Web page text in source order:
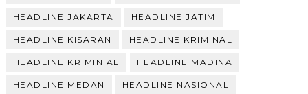
HEADLINE JAKARTA HEADLINE JATIM
HEADLINE KISARAN HEADLINE KRIMINAL
HEADLINE KRIMINIAL HEADLINE MADINA
HEADLINE MEDAN HEADLINE NASIONAL